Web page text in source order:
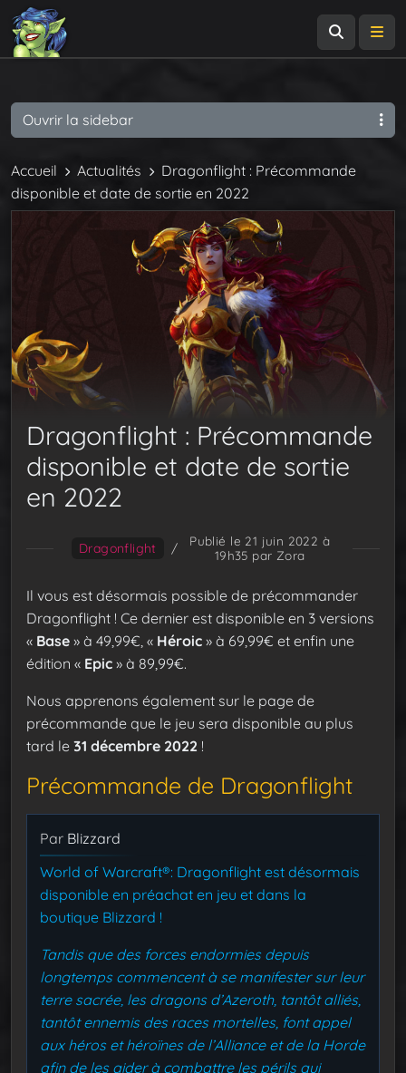
Accueil Actualités
Dragonflight : Précommande
disponible et date de sortie en 2022
Dragonflight : Précommande
disponible et date de sortie
en 2022
Dragonflight /
Publié le 21 juin 2022 à
19h35 par Zora
Il vous est désormais possible de précommander
Dragonflight ! Ce dernier est disponible en 3 versions
« Base » à 49,99€, « Héroic » à 69,99€ et enfin une
édition « Epic » à 89,99€.
Nous apprenons également sur le page de
précommande que le jeu sera disponible au plus
tard le 31 décembre 2022 !
Précommande de Dragonflight
Par Blizzard
World of Warcraft®: Dragonflight est désormais
disponible en préachat en jeu et dans la
boutique Blizzard !
Tandis que des forces endormies depuis
longtemps commencent à se manifester sur leur
terre sacrée, les dragons d’Azeroth, tantôt alliés,
tantôt ennemis des races mortelles, font appel
aux héros et héroïnes de l’Alliance et de la Horde
afin de les aider à combattre les périls qui
Ouvrir la sidebar